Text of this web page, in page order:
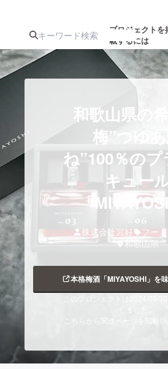
プロジェクトを
載するには
注目のリ
注目の新着プロ
ジェクト
アート・写真
テクノロジー・ガジェット
映像・映画
ビジネス・起業
まちづくり・地域活性化
CAMPFIREふるさと納税
和歌山県の希
梅”つゆあ
ね”100％のプ
キュー
「
株式会社宮好
フー
和歌山県
本格梅酒「MIYAYOSHI」を
このプロジェクトは2024/09/
こちらから関連ページを閲覧い